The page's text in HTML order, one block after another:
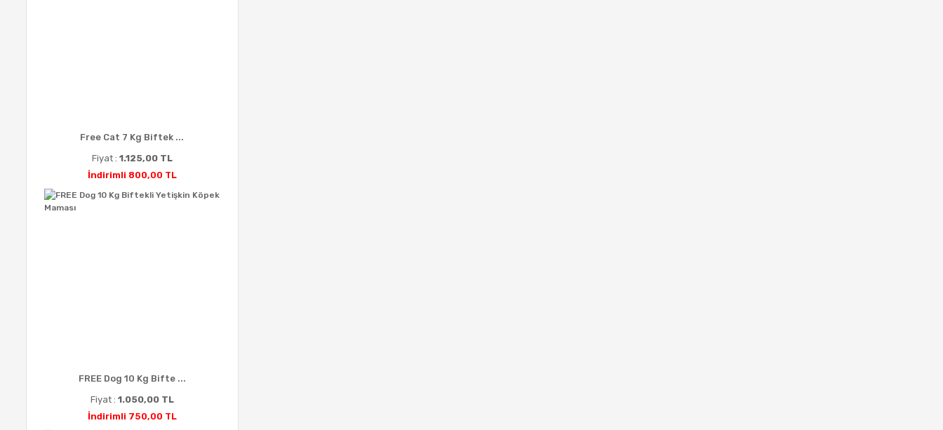
Free Cat 7 Kg Biftek ...
Fiyat : 1.125,00 TL
İndirimli 800,00 TL
FREE Dog 10 Kg Bifte ...
Fiyat : 1.050,00 TL
İndirimli 750,00 TL